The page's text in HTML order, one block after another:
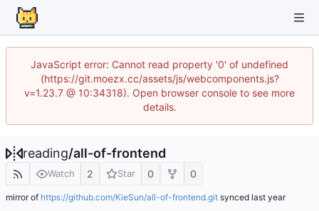
JavaScript error: Cannot read property '0' of undefined
(https://git.moezx.cc/assets/js/webcomponents.js?
v=1.23.7 @ 10:34318). Open browser console to see more
details.
reading/all-of-frontend
Watch 2 Star 0 0
mirror of https://github.com/KieSun/all-of-frontend.git synced